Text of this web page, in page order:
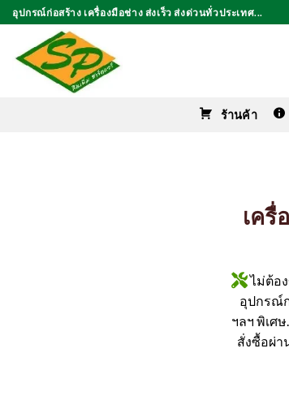
ข้าม
ไป
เนื้อหา
อุปกรณ์ก่อสร้าง เครื่องมือช่าง ส่งเร็ว ส่งด่วนทั่วประเทศ...
ร้านค้า
เครื่
ไม่ต้อง
อุปกรณ์
ฯลฯ พิเศ
สั่งซื้อผ่า